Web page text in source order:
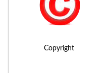
Copyright